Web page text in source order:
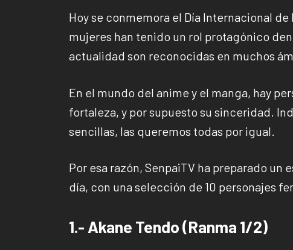
Hoy se conmemora el Día Internacional
mujeres han tenido un rol protagónico
actualidad son reconocidas en muchos
En el mundo del anime y el manga, hay
fortaleza, y por supuesto su sinceridad.
sencillas, las queremos todas por igual.
Por esa razón, SenpaiTV ha preparado un
día, con una selección de 10 personajes
1.- Akane Tendo (Ranma 1/2)